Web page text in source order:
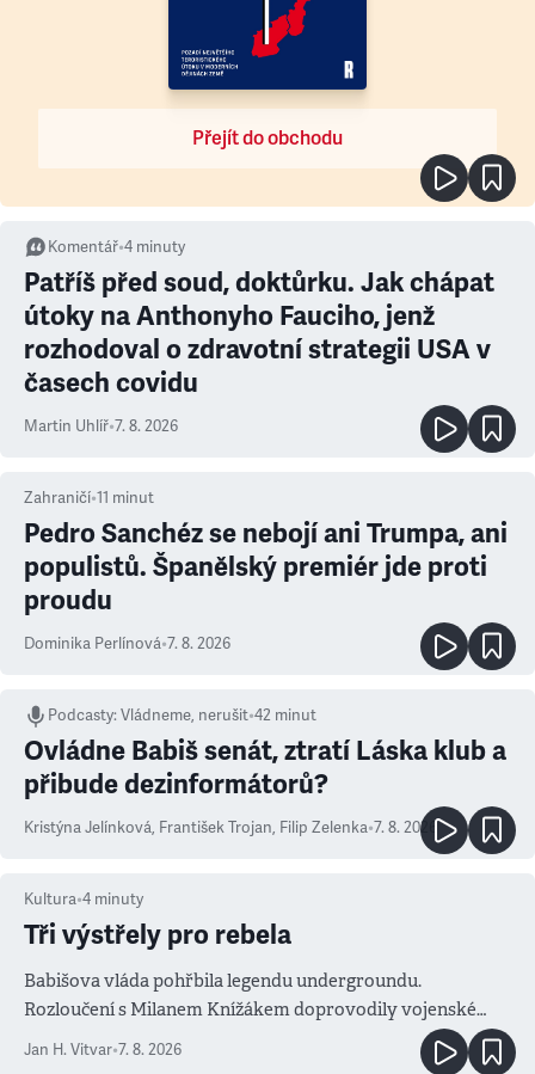
Přejít do obchodu
Komentář•4 minuty
Patříš před soud, doktůrku. Jak chápat
útoky na Anthonyho Fauciho, jenž
rozhodoval o zdravotní strategii USA v
časech covidu
Martin Uhlíř•7. 8. 2026
Zahraničí•11 minut
Pedro Sanchéz se nebojí ani Trumpa, ani
populistů. Španělský premiér jde proti
proudu
Dominika Perlínová•7. 8. 2026
Podcasty:Vládneme, nerušit•42 minut
Ovládne Babiš senát, ztratí Láska klub a
přibude dezinformátorů?
Kristýna Jelínková, František Trojan, Filip Zelenka•7. 8. 2026
Kultura•4 minuty
Tři výstřely pro rebela
Babišova vláda pohřbila legendu undergroundu.
Rozloučení s Milanem Knížákem doprovodily vojenské
salvy i kritika pokrokářů
Jan H. Vitvar•7. 8. 2026